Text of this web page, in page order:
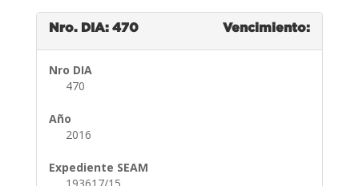
Nro. DIA: 470 Vencimiento:
Nro DIA
470
Año
2016
Expediente SEAM